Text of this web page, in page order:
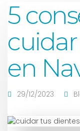
5
en
29/12/2023